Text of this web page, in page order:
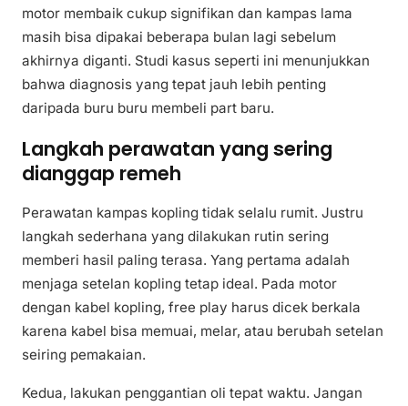
motor membaik cukup signifikan dan kampas lama
masih bisa dipakai beberapa bulan lagi sebelum
akhirnya diganti. Studi kasus seperti ini menunjukkan
bahwa diagnosis yang tepat jauh lebih penting
daripada buru buru membeli part baru.
Langkah perawatan yang sering
dianggap remeh
Perawatan kampas kopling tidak selalu rumit. Justru
langkah sederhana yang dilakukan rutin sering
memberi hasil paling terasa. Yang pertama adalah
menjaga setelan kopling tetap ideal. Pada motor
dengan kabel kopling, free play harus dicek berkala
karena kabel bisa memuai, melar, atau berubah setelan
seiring pemakaian.
Kedua, lakukan penggantian oli tepat waktu. Jangan